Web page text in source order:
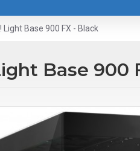
Light Base 900 FX - Black
Base 900